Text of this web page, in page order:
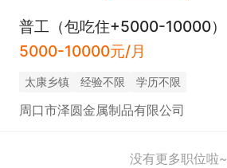
普工（包吃住+5000-10000）
5000-10000元/月
太康乡镇 经验不限 学历不限
周口市泽圆金属制品有限公司
没有更多职位啦~